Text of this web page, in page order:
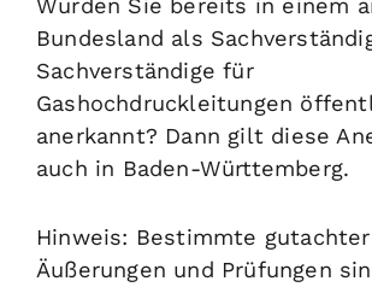
Bundesland als
Sachverständige für
Gashochdruckleitungen
anerkannt? Dann gilt diese
auch in Baden-Württemberg.
Hinweis: Bestimmte
Äußerungen und Prüfungen